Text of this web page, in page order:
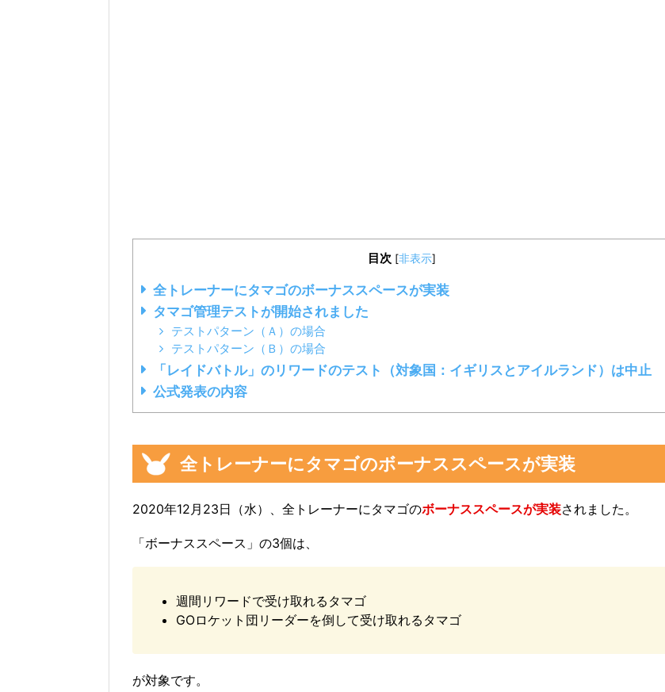
目次 [非表示]
全トレーナーにタマゴのボーナススペースが実装
タマゴ管理テストが開始されました
テストパターン（Ａ）の場合
テストパターン（Ｂ）の場合
「レイドバトル」のリワードのテスト（対象国：イギリスとアイルランド）は中止
公式発表の内容
全トレーナーにタマゴのボーナススペースが実装
2020年12月23日（水）、全トレーナーにタマゴのボーナススペースが実装されました。
「ボーナススペース」の3個は、
週間リワードで受け取れるタマゴ
GOロケット団リーダーを倒して受け取れるタマゴ
が対象です。